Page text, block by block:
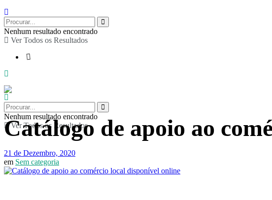
Nenhum resultado encontrado
Ver Todos os Resultados
Nenhum resultado encontrado
Ver Todos os Resultados
Catálogo de apoio ao
21 de Dezembro, 2020
em Sem categoria